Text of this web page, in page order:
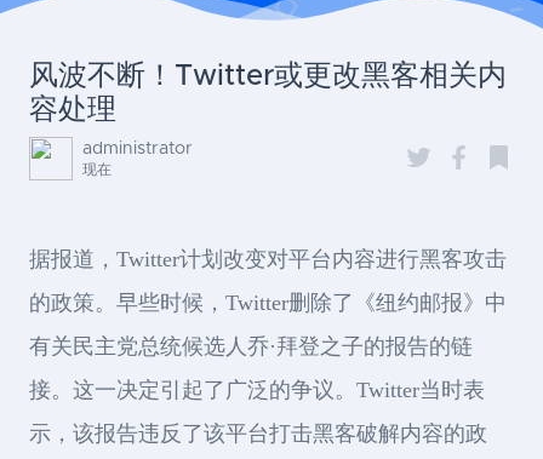
风波不断！Twitter或更改黑客相关内
容处理
administrator
现在
据报道，Twitter计划改变对平台内容进行黑客攻击
的政策。早些时候，Twitter删除了《纽约邮报》中
有关民主党总统候选人乔·拜登之子的报告的链
接。这一决定引起了广泛的争议。Twitter当时表
示，该报告违反了该平台打击黑客破解内容的政